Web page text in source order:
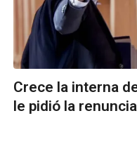
Crece la interna
le pidió la